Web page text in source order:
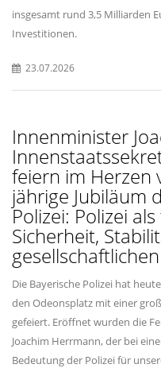
insgesamt rund 3,5 Milliarden
Investitionen.
23.07.2026
Innenminister
feiern im Herzen
jährige Jubiläum
Polizei: Polizei
Sicherheit,
Die Bayerische Polizei hat
den Odeonsplatz mit einer
gefeiert. Eröffnet wurden die
Joachim Herrmann, der bei
Bedeutung der Polizei für